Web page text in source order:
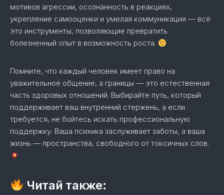
мотивов агрессии, осознанность в реакциях,
укрепление самооценки и умелая коммуникация — всё
это инструменты, позволяющие превратить
болезненный опыт в возможность роста.
Помните, что каждый человек имеет право на
уважительное общение, а границы — это естественная
часть здоровых отношений. Выбирайте путь, который
поддерживает ваш внутренний стержень, а если
требуется, не бойтесь искать профессиональную
поддержку. Ваша психика заслуживает заботы, а ваша
жизнь — пространства, свободного от токсичных слов.
Читай также: